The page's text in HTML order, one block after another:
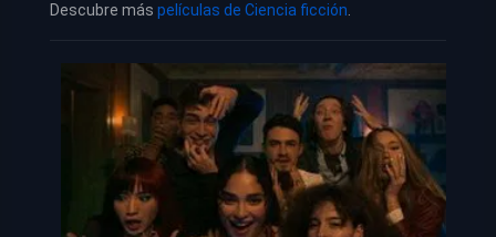
Descubre más películas de Ciencia ficción